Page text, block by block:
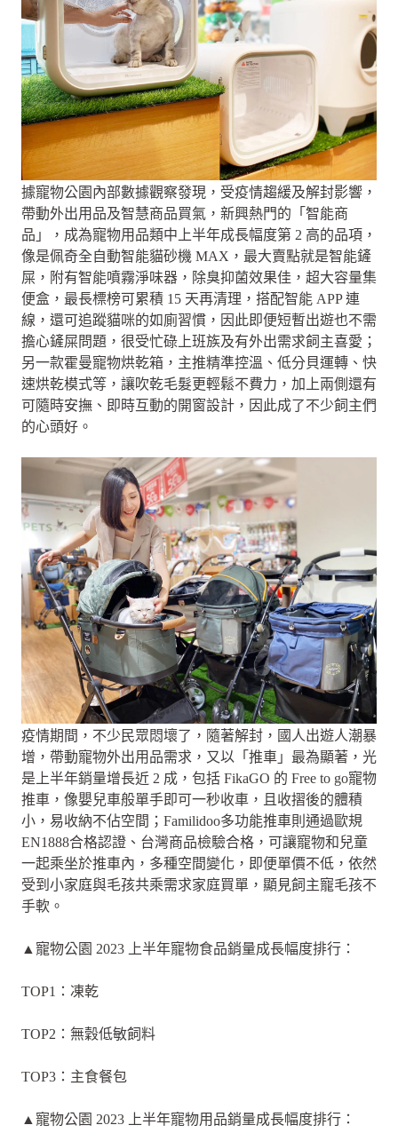
據寵物公園內部數據觀察發現，受疫情趨緩及解封影響，
帶動外出用品及智慧商品買氣，新興熱門的「智能商
品」，成為寵物用品類中上半年成長幅度第 2 高的品項，
像是佩奇全自動智能貓砂機 MAX，最大賣點就是智能鏟
屎，附有智能噴霧淨味器，除臭抑菌效果佳，超大容量集
便盒，最長標榜可累積 15 天再清理，搭配智能 APP 連
線，還可追蹤貓咪的如廁習慣，因此即便短暫出遊也不需
擔心鏟屎問題，很受忙碌上班族及有外出需求飼主喜愛；
另一款霍曼寵物烘乾箱，主推精準控溫、低分貝運轉、快
速烘乾模式等，讓吹乾毛髮更輕鬆不費力，加上兩側還有
可隨時安撫、即時互動的開窗設計，因此成了不少飼主們
的心頭好。
疫情期間，不少民眾悶壞了，隨著解封，國人出遊人潮暴
增，帶動寵物外出用品需求，又以「推車」最為顯著，光
是上半年銷量增長近 2 成，包括 FikaGO 的 Free to go寵物
推車，像嬰兒車般單手即可一秒收車，且收摺後的體積
小，易收納不佔空間；Familidoo多功能推車則通過歐規
EN1888合格認證、台灣商品檢驗合格，可讓寵物和兒童
一起乘坐於推車內，多種空間變化，即便單價不低，依然
受到小家庭與毛孩共乘需求家庭買單，顯見飼主寵毛孩不
手軟。
▲寵物公園 2023 上半年寵物食品銷量成長幅度排行：
TOP1：凍乾
TOP2：無穀低敏飼料
TOP3：主食餐包
▲寵物公園 2023 上半年寵物用品銷量成長幅度排行：